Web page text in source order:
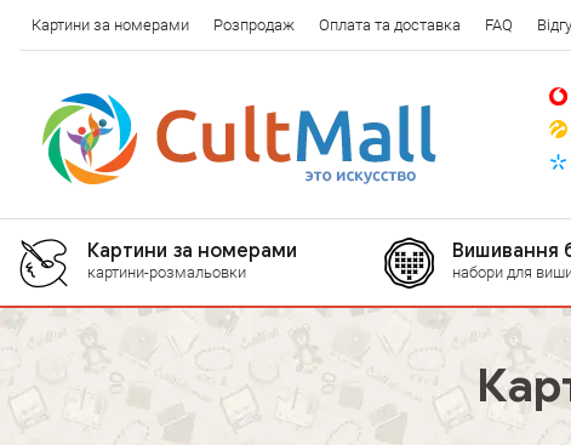
Картини за номерами Розпродаж Оплата та доставка FAQ
Картини за номерами
картини-розмальовки
Вишивання
набори для